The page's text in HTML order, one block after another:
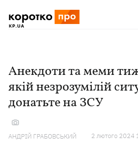
Анекдоти та меми
якій незрозумілій
донатьте на ЗСУ
АНДРІЙ ГРАБОВСЬКИЙ 2 лютого 2024